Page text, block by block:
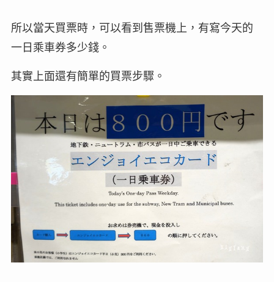
所以當天買票時，可以看到售票機上，有寫今天的
一日乘車券多少錢。
其實上面還有簡單的買票步驟。